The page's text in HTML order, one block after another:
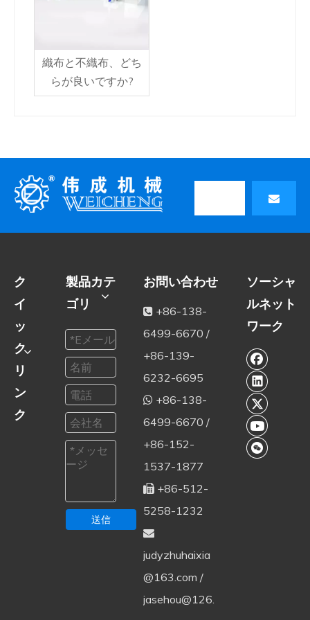
織布と不織布、どち
らが良いですか?
ク
イ
ッ
ク
リ
ン
ク
製品カテ
ゴリ
送信
お問い合わせ
+86-138-
6499-6670 /
+86-139-
6232-6695
 +86-138-
6499-6670 /
+86-152-
1537-1877
+86-512-
5258-1232

judyzhuhaixia
@163.com /
jasehou@126.
ソーシャ
ルネット
ワーク